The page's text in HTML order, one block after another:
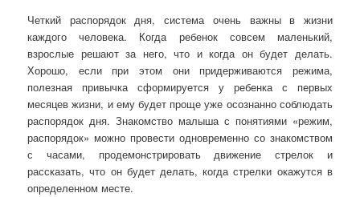
Четкий распорядок дня, система очень важны в жизни
каждого человека. Когда ребенок совсем маленький,
взрослые решают за него, что и когда он будет делать.
Хорошо, если при этом они придерживаются режима,
полезная привычка сформируется у ребенка с первых
месяцев жизни, и ему будет проще уже осознанно соблюдать
распорядок дня. Знакомство малыша с понятиями «режим,
распорядок» можно провести одновременно со знакомством
с часами, продемонстрировать движение стрелок и
рассказать, что он будет делать, когда стрелки окажутся в
определенном месте.